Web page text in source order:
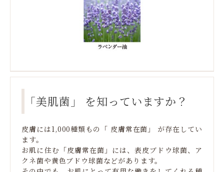
「美肌菌」 を知っていますか？
皮膚には1,000種類もの「 皮膚常在菌」 が存在してい
ます。
お肌に住む「皮膚常在菌」には、表皮ブドウ球菌、ア
クネ菌や黄色ブドウ球菌などがあります。